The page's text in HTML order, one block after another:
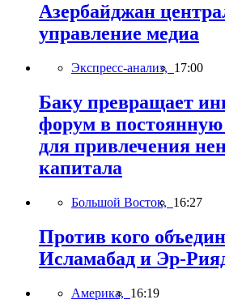
Азербайджан
управление медиа
Экспресс-анализ, 17:00
Баку превращает
форум в
для привлечения
капитала
Большой Восток, 16:27
Против кого
Исламабад и Эр-
Америка, 16:19